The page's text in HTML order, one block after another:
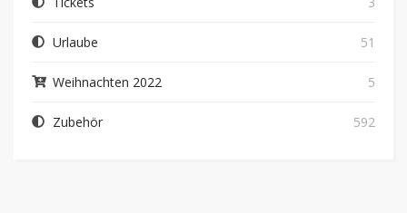
Urlaube 51
Weihnachten 2022 5
Zubehör 592